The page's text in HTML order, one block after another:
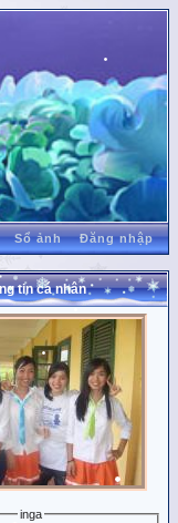
Sổ ảnh Đăng nhập
tin cá nhân
inga